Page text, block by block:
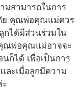
มสามารถในการ
ย คุณพ่อคุณแม่ควร
กได้มีส่วนร่วมใน
ณพ่อคุณแม่อาจจะ
นก็ได้ เพื่อเป็นการ
ละเมื่อลูกมีความ
ะ